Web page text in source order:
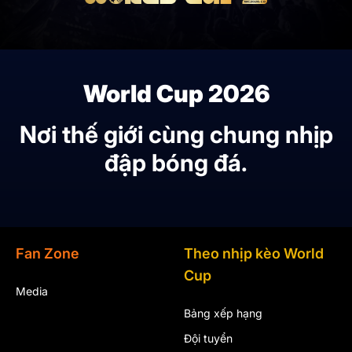
World Cup 2026
Nơi thế giới cùng chung nhịp
đập bóng đá.
Fan Zone
Media
Theo nhịp kèo World
Cup
Bảng xếp hạng
Đội tuyển